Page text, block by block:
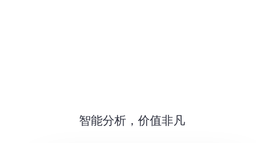
智能分析，价值非凡